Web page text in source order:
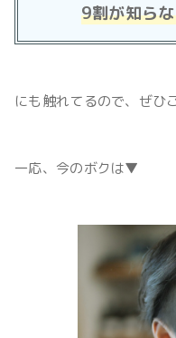
9割が知ら
にも触れてるので、ぜひ
一応、今のボクは▼